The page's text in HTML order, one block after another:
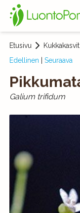
Etusivu Kukkakasvit
Edellinen
Seuraava
Galium trifidum